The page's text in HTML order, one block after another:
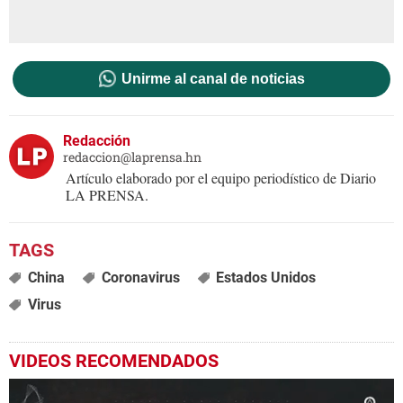
Unirme al canal de noticias
Redacción
redaccion@laprensa.hn
Artículo elaborado por el equipo periodístico de Diario
LA PRENSA.
China Coronavirus
Estados Unidos
Virus
VIDEOS RECOMENDADOS